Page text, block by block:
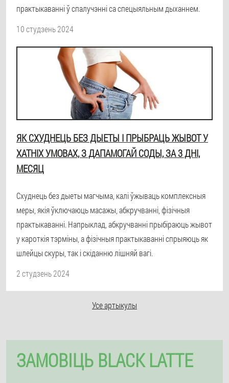
практыкаванні ў спалучэнні са спецыяльным дыханнем.
10 студзень 2024
ЯК СХУДНЕЦЬ БЕЗ ДЫЕТЫ І ПРЫБРАЦЬ ЖЫВОТ У
ХАТНІХ УМОВАХ, З ДАПАМОГАЙ СОДЫ, ЗА 3 ДНІ,
МЕСЯЦ
Схуднець без дыеты магчыма, калі ўжываць комплексныя
меры, якія ўключаюць масажы, абкручванні, фізічныя
практыкаванні. Напрыклад, абкручванні прыбіраюць жывот
у кароткія тэрміны, а фізічныя практыкаванні спрыяюць як
шлейцы скуры, так і скіданню лішняй вагі.
2 студзень 2024
Усе артыкулы
ЗАМОВІЦЬ BLACK LATTE